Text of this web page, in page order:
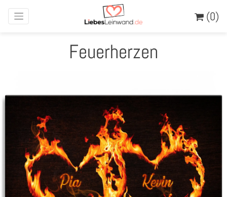
(0)
Feuerherzen